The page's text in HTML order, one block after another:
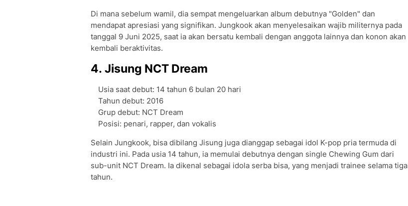
Di mana sebelum wamil, dia sempat mengeluarkan album debutnya "Golden" dan
mendapat apresiasi yang signifikan. Jungkook akan menyelesaikan wajib militernya pada
tanggal 9 Juni 2025, saat ia akan bersatu kembali dengan anggota lainnya dan konon akan
kembali beraktivitas.
4. Jisung NCT Dream
Usia saat debut: 14 tahun 6 bulan 20 hari
Tahun debut: 2016
Grup debut: NCT Dream
Posisi: penari, rapper, dan vokalis
Selain Jungkook, bisa dibilang Jisung juga dianggap sebagai idol K-pop pria termuda di
industri ini. Pada usia 14 tahun, ia memulai debutnya dengan single Chewing Gum dari
sub-unit NCT Dream. Ia dikenal sebagai idola serba bisa, yang menjadi trainee selama tiga
tahun.